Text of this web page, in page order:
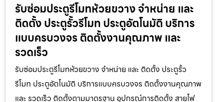
รับซ่อมประตูรีโมทห้วยขวาง จำหน่าย และ
ติดตั้ง ประตูรั้วรีโมท ประตูอัตโนมัติ บริการ
แบบครบวงจร ติดตั้งงานคุณภาพ และ
รวดเร็ว
รับซ่อมประตูรีโมทห้วยขวาง จำหน่าย และ ติดตั้ง ประตูรั้ว
รีโมท ประตูอัตโนมัติ บริการแบบครบวงจร ติดตั้งงานคุณภาพ
และ รวดเร็ว ติดตั้งตามมาตรฐาน อุปกรณ์การติดตั้ง สายไฟ